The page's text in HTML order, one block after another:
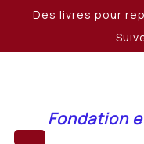
Des livres pour
Fondation